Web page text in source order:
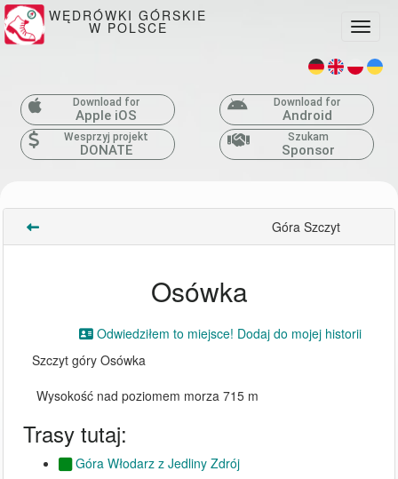
WĘDRÓWKI GÓRSKIE
W POLSCE
Download for
Apple iOS
Download for
Android
Wesprzyj projekt
DONATE
Szukam
Sponsor
Góra Szczyt
Osówka
Odwiedziłem to miejsce! Dodaj do mojej historii
Szczyt góry Osówka
Wysokość nad poziomem morza 715 m
Trasy tutaj:
Góra Włodarz z Jedliny Zdrój